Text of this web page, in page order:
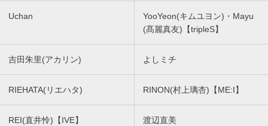
Uchan
YooYeon(キムユヨン)・Mayu
(髙麗真友)【tripleS】
吉田朱里(アカリン) よしミチ
RIEHATA(リエハタ) RINON(村上璃杏)【ME:I】
REI(直井怜)【IVE】 渡辺直美